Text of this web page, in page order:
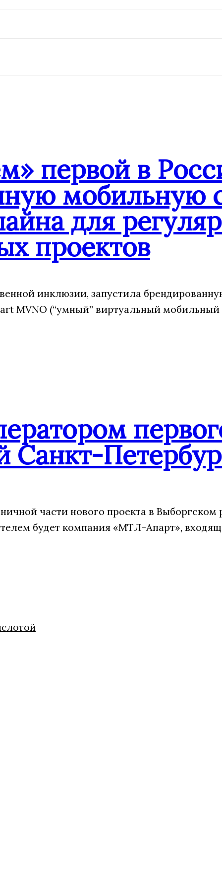
первой в
мобильную
для
проектов
инклюзии, запустила
MVNO (“умный” виртуальный мобильный
Санкт-
части нового проекта в Выборгском
будет компания «МТЛ-Апарт»,